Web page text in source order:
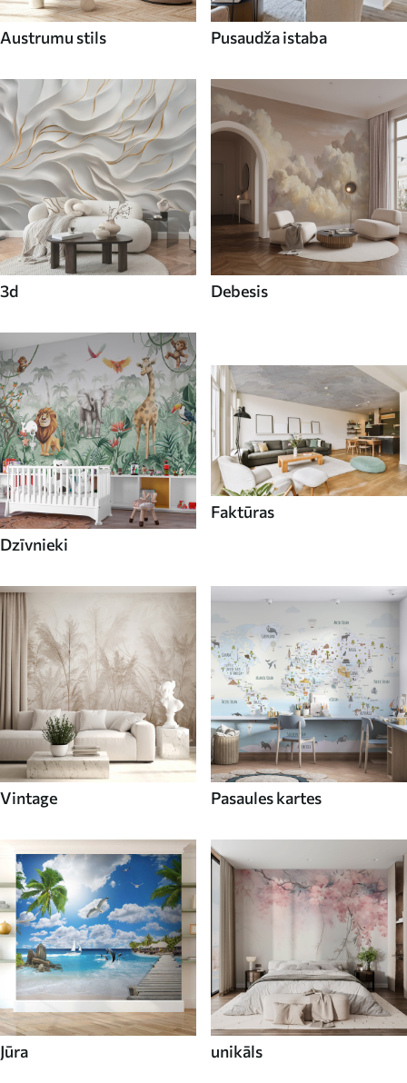
Austrumu stils Pusaudža istaba
3d Debesis
Dzīvnieki
Faktūras
Vintage Pasaules kartes
Jūra unikāls